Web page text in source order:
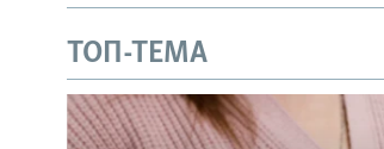
ТОП-ТЕМА